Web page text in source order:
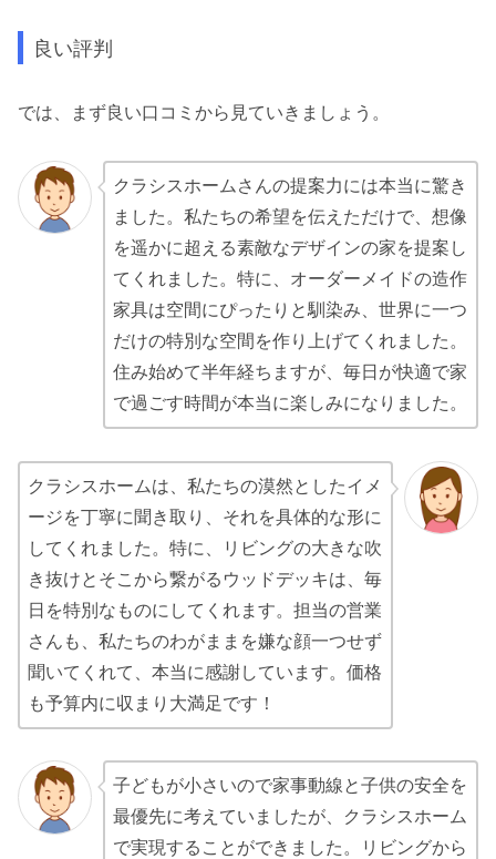
良い評判
では、まず良い口コミから見ていきましょう。
クラシスホームさんの提案力には本当に驚き
ました。私たちの希望を伝えただけで、想像
を遥かに超える素敵なデザインの家を提案し
てくれました。特に、オーダーメイドの造作
家具は空間にぴったりと馴染み、世界に一つ
だけの特別な空間を作り上げてくれました。
住み始めて半年経ちますが、毎日が快適で家
で過ごす時間が本当に楽しみになりました。
クラシスホームは、私たちの漠然としたイメ
ージを丁寧に聞き取り、それを具体的な形に
してくれました。特に、リビングの大きな吹
き抜けとそこから繋がるウッドデッキは、毎
日を特別なものにしてくれます。担当の営業
さんも、私たちのわがままを嫌な顔一つせず
聞いてくれて、本当に感謝しています。価格
も予算内に収まり大満足です！
子どもが小さいので家事動線と子供の安全を
最優先に考えていましたが、クラシスホーム
で実現することができました。リビングから